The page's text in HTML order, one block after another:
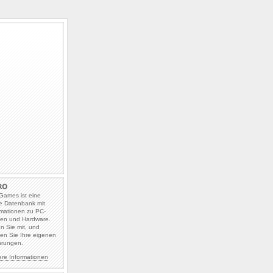
ist eine
Datenbank mit
zu PC-
und Hardware.
Sie mit, und
Sie Ihre eigenen
Informationen